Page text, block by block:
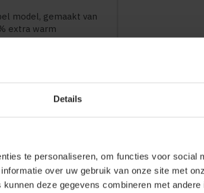
Details
te personaliseren, om functies voor social
over uw gebruik van onze site met
deze gegevens combineren met
model, gemaakt van
extra warm
balans tussen
bedrijfskleding en
maten.